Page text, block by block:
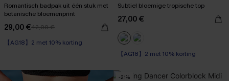
Romantisch badpak uit één stuk met
botanische bloemenprint
29,00 €42,00 €
【AG18】2 met 10% korting
Subtiel bloemige tropische top
27,00 €
【AG18】2 met 10% korting
-21%